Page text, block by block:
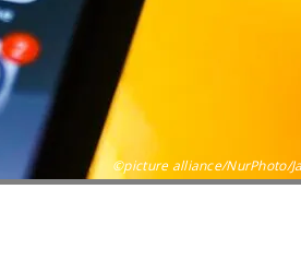
©picture alliance/NurPhoto/